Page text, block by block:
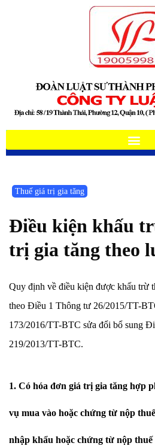
Thuế giá trị gia tăng
Điều kiện khấu
trị gia tăng theo
Quy định về điều kiện được khấu trừ
theo Điều 1 Thông tư 26/2015/TT-
173/2016/TT-BTC sửa đổi bổ sung
219/2013/TT-BTC.
1. Có hóa đơn giá trị gia tăng hợp
vụ mua vào hoặc chứng từ nộp
nhập khẩu hoặc chứng từ nộp